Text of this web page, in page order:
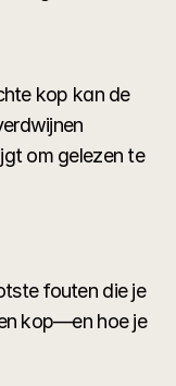
kop kan de
om gelezen te
fouten die je
kop—en hoe je